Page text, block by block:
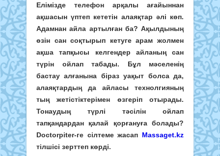
Елімізде телефон арқалы ағайыннан
ақшасын үптеп кететін алаяқтар әлі көп.
Адамнан айла артылған ба? Ақылдының
өзін сан соқтырып кетуге арам жолмен
ақша тапқысы келгендер айланың сан
түрін ойлап табады. Бұл мәселенің
бастау алғанына біраз уақыт болса да,
алаяқтардың да айласы технолгияның
тың жетістіктерімен өзгеріп отырады.
Тонаудың түрлі тәсілін ойлап
тапқандардан қалай қорғануға болады?
Doctorpiter-ге сілтеме жасап Massaget.kz
тілшісі зерттеп көрді.